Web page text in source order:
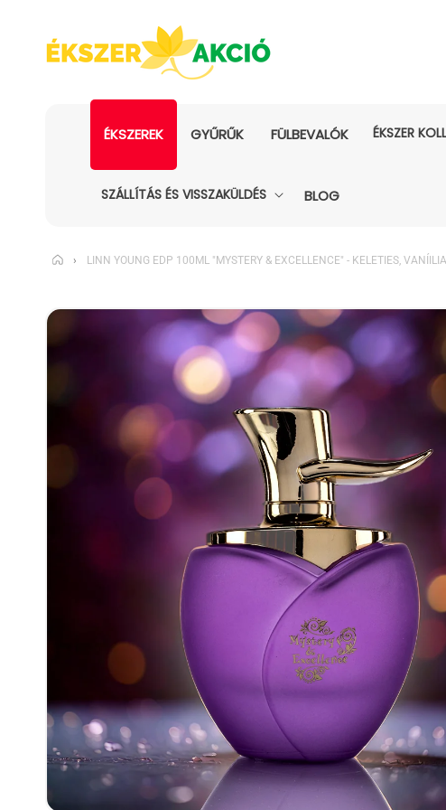
ÉKSZEREK GYŰRŰK FÜLBEVALÓK ÉKSZER
SZÁLLÍTÁS ÉS VISSZAKÜLDÉS BLOG
› LINN YOUNG EDP 100ML "MYSTERY & EXCELLENCE" - KELETIES,
KIHAGYÁS, ÉS
UGRÁS A